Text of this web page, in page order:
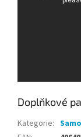
Doplňkové
Kategorie: